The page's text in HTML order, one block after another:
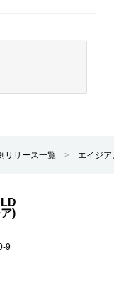
リリース一覧 > エイジ
)
9